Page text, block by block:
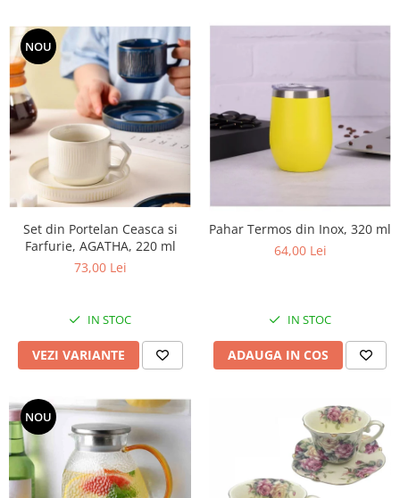
NOU
Set din Portelan Ceasca si
Farfurie, AGATHA, 220 ml
73,00 Lei
IN STOC
VEZI VARIANTE
Pahar Termos din Inox, 320 ml
64,00 Lei
IN STOC
ADAUGA IN COS
NOU